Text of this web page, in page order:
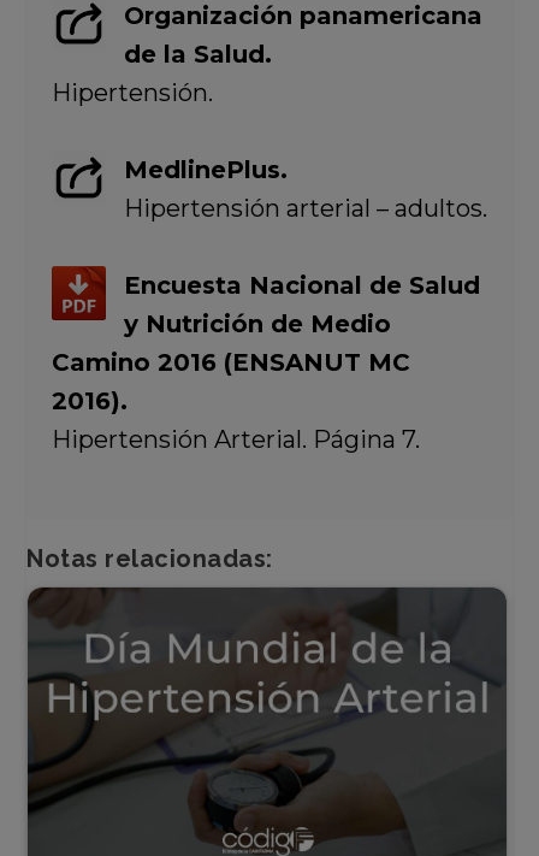
Organización panamericana
de la Salud.
Hipertensión.
MedlinePlus.
Hipertensión arterial – adultos.
Encuesta Nacional de Salud
y Nutrición de Medio
Camino 2016 (ENSANUT MC
2016).
Hipertensión Arterial. Página 7.
Notas relacionadas: